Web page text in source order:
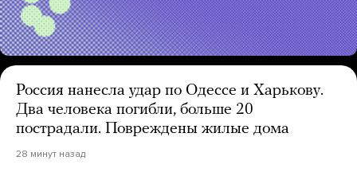
Россия нанесла удар по Одессе и Харькову.
Два человека погибли, больше 20
пострадали. Повреждены жилые дома
28 минут назад